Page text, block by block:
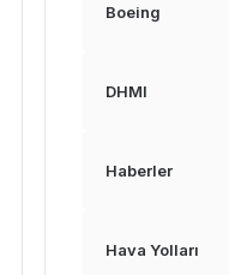
Boeing
DHMI
Haberler
Hava Yolları